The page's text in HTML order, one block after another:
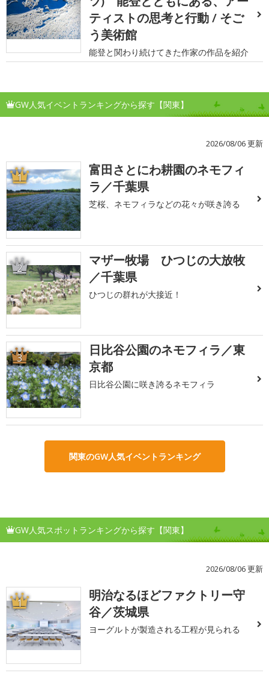
ティストの思考と行動 / そご
う美術館
能登と関わり続けてきた作家の作品を紹介
GW人気イベントランキングから探す【関東】
2026/08/06 更新
1
富田さとにわ耕園のネモフィ
ラ／千葉県
芝桜、ネモフィラなどの花々が咲き誇る
2
マザー牧場 ひつじの大放牧
／千葉県
ひつじの群れが大接近！
3
日比谷公園のネモフィラ／東
京都
日比谷公園に咲き誇るネモフィラ
関東のGW人気イベントランキング
GW人気スポットランキングから探す【関東】
2026/08/06 更新
1
明治なるほどファクトリー守
谷／茨城県
ヨーグルトが製造される工程が見られる